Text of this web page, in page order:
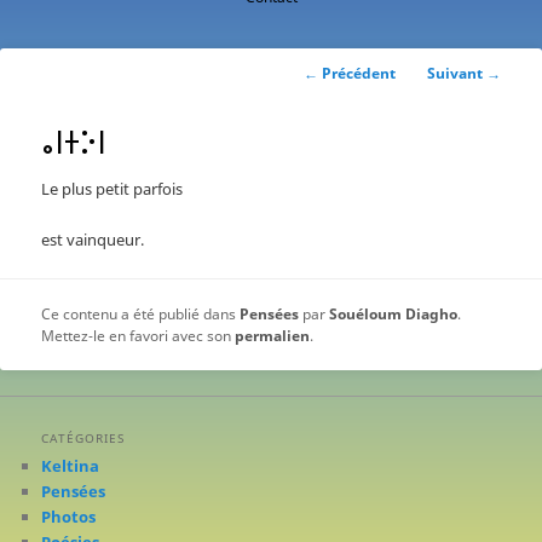
Navigation
← Précédent Suivant →
ⴰⵏⵜⴾⵏ
Le plus petit parfois
est vainqueur.
Ce contenu a été publié dans Pensées parSouéloum Diagho.
Mettez-le en favori avec son permalien.
CATÉGORIES
Keltina
Pensées
Photos